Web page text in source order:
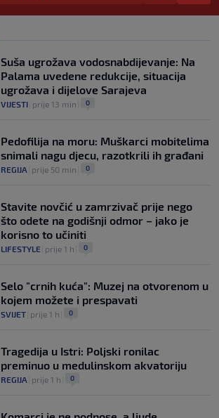
0
to da ga pitam": Luda priča NBA zvijezde,
htio je samo jednu stvar
KOŠARKA 0
Suša ugrožava vodosnabdijevanje: Na
Palama uvedene redukcije, situacija
ugrožava i dijelove Sarajeva
VIJESTI prije 13 min 0
Pedofilija na moru: Muškarci mobitelima
snimali nagu djecu, razotkrili ih građani
REGIJA prije 50 min 0
Stavite novčić u zamrzivač prije nego
što odete na godišnji odmor – jako je
korisno to učiniti
LIFESTYLE prije 1 h 0
Selo "crnih kuća": Muzej na otvorenom u
kojem možete i prespavati
SVIJET prije 1 h 0
Tragedija u Istri: Poljski ronilac
preminuo u medulinskom akvatoriju
REGIJA prije 1 h 0